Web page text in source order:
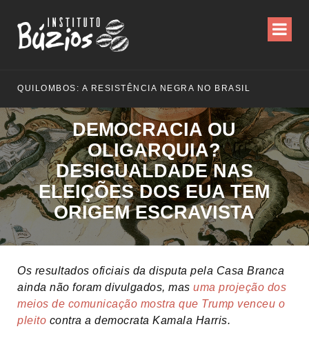
A RESISTÊNCIA NEGRA NO BRASIL
DEMOCRACIA OU
OLIGARQUIA?
DESIGUALDADE NAS
ELEIÇÕES DOS EUA TEM
ORIGEM ESCRAVISTA
Os resultados oficiais da disputa pela Casa Branca
ainda não foram divulgados, mas uma projeção dos
meios de comunicação mostra que Trump venceu o
pleito contra a democrata Kamala Harris.